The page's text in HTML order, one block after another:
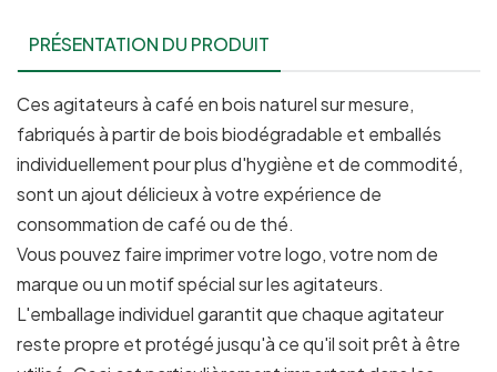
PRÉSENTATION DU PRODUIT
Ces agitateurs à café en bois naturel sur mesure,
fabriqués à partir de bois biodégradable et emballés
individuellement pour plus d'hygiène et de commodité,
sont un ajout délicieux à votre expérience de
consommation de café ou de thé.
Vous pouvez faire imprimer votre logo, votre nom de
marque ou un motif spécial sur les agitateurs.
L'emballage individuel garantit que chaque agitateur
reste propre et protégé jusqu'à ce qu'il soit prêt à être